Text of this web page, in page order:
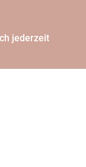
jederzeit